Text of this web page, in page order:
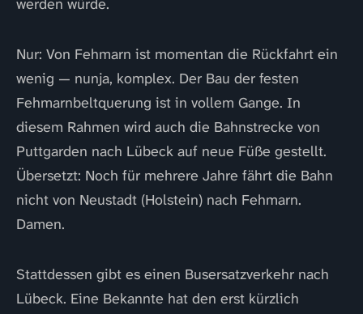
werden würde.
Nur: Von Fehmarn ist momentan die Rückfahrt ein
wenig — nunja, komplex. Der Bau der festen
Fehmarnbeltquerung ist in vollem Gange. In
diesem Rahmen wird auch die Bahnstrecke von
Puttgarden nach Lübeck auf neue Füße gestellt.
Übersetzt: Noch für mehrere Jahre fährt die Bahn
nicht von Neustadt (Holstein) nach Fehmarn.
Damen.
Stattdessen gibt es einen Busersatzverkehr nach
Lübeck. Eine Bekannte hat den erst kürzlich